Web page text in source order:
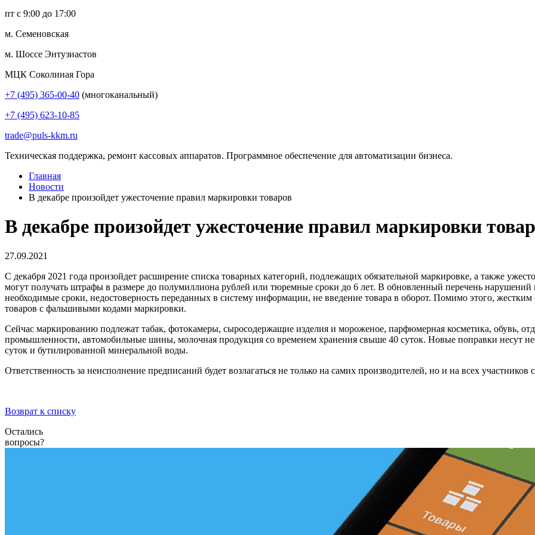
пт с 9:00 до 17:00
м. Семеновская
м. Шоссе Энтузиастов
МЦК Соколиная Гора
+7 (495) 365-00-40 (многоканальный)
+7 (495) 623-10-85
trade@puls-kkm.ru
Техническая поддержка, ремонт кассовых аппаратов. Программное обеспечение для автоматизации бизнеса.
Главная
Новости
В декабре произойдет ужесточение правил маркировки товаров
В декабре произойдет ужесточение правил маркировки
27.09.2021
С декабря 2021 года произойдет расширение списка товарных категорий, подлежащих обязательной маркировке, а также
могут получать штрафы в размере до полумиллиона рублей или тюремные сроки до 6 лет. В обновленный перечень нарушений
необходимые сроки, недостоверность переданных в систему информации, не введение товара в оборот. Помимо этого,
товаров с фальшивыми кодами маркировки.
Сейчас маркированию подлежат табак, фотокамеры, сыросодержащие изделия и мороженое, парфюмерная косметика, обувь,
промышленности, автомобильные шины, молочная продукция со временем хранения свыше 40 суток. Новые поправки несут
суток и бутилированной минеральной воды.
Ответственность за неисполнение предписаний будет возлагаться не только на самих производителей, но и на всех участников
Возврат к списку
Остались
вопросы?